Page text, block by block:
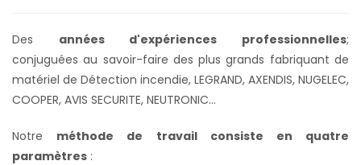
Des années d'expériences professionnelles;
conjuguées au savoir-faire des plus grands fabriquant de
matériel de Détection incendie, LEGRAND, AXENDIS, NUGELEC,
COOPER, AVIS SECURITE, NEUTRONIC...
Notre méthode de travail consiste en quatre
paramètres :